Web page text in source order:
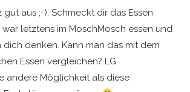
aus ;-). Schmeckt dir das Essen
letztens im MoschMosch essen und
dich denken. Kann man das mit dem
Essen vergleichen? LG
andere Möglichkeit als diese